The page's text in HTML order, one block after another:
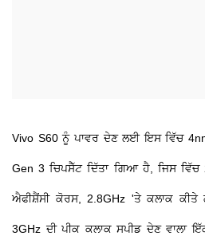
Vivo S60 ਨੂੰ ਪਾਵਰ ਦੇਣ ਲਈ ਇਸ ਵਿੱਚ
Gen 3 ਚਿਪਸੈੱਟ ਦਿੱਤਾ ਗਿਆ ਹੈ, ਜਿਸ
ਐਫੀਸ਼ੈਂਸੀ ਕੋਰਸ, 2.8GHz 'ਤੇ ਕਲਾਕ
3GHz ਦੀ ਪੀਕ ਕਲਾਕ ਸਪੀਡ ਦੇਣ ਵਾਲਾ